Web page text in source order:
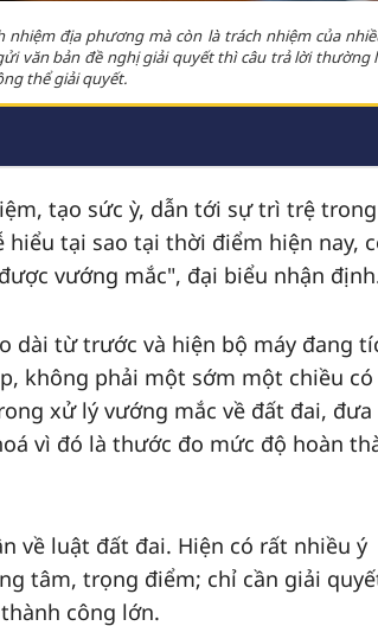
địa phương mà còn là trách nhiệm của
văn bản đề nghị giải quyết thì câu trả lời thường
thể giải quyết.
tạo sức ỳ, dẫn tới sự trì trệ
tại sao tại thời điểm hiện nay,
vướng mắc", đại biểu nhận
dài từ trước và hiện bộ máy đang
không phải một sớm một chiều
xử lý vướng mắc về đất đai, đưa
vì đó là thước đo mức độ hoàn
về luật đất đai. Hiện có rất nhiều ý
tâm, trọng điểm; chỉ cần giải
công lớn.